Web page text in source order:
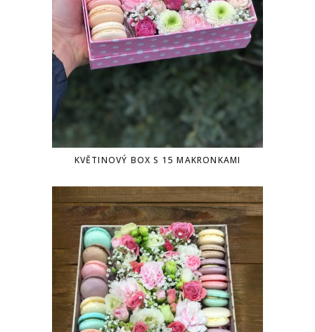
KVĚTINOVÝ BOX S 15 MAKRONKAMI